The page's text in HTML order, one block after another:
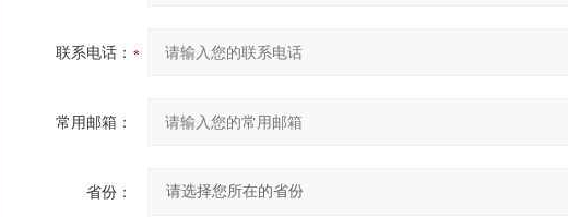
联系电话：
常用邮箱：
省份：